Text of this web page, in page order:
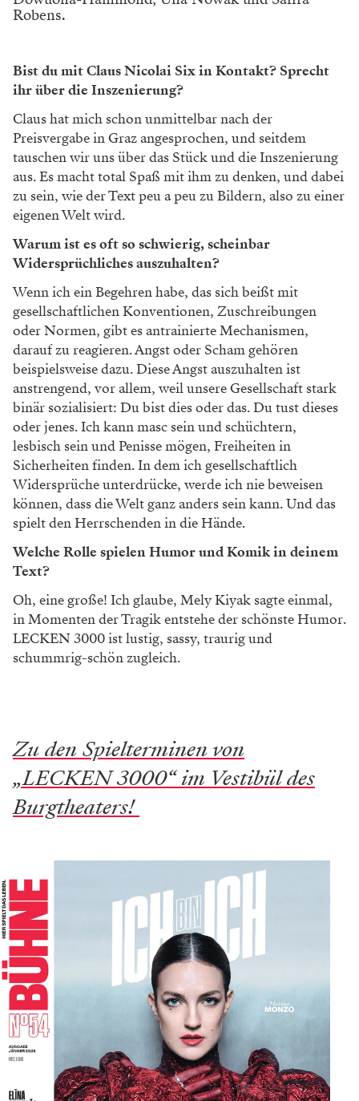
Robens.
Bist du mit Claus Nicolai Six in Kontakt? Sprecht
ihr über die Inszenierung?
Claus hat mich schon unmittelbar nach der
Preisvergabe in Graz angesprochen, und seitdem
tauschen wir uns über das Stück und die Inszenierung
aus. Es macht total Spaß mit ihm zu denken, und dabei
zu sein, wie der Text peu a peu zu Bildern, also zu einer
eigenen Welt wird.
Warum ist es oft so schwierig, scheinbar
Widersprüchliches auszuhalten?
Wenn ich ein Begehren habe, das sich beißt mit
gesellschaftlichen Konventionen, Zuschreibungen
oder Normen, gibt es antrainierte Mechanismen,
darauf zu reagieren. Angst oder Scham gehören
beispielsweise dazu. Diese Angst auszuhalten ist
anstrengend, vor allem, weil unsere Gesellschaft stark
binär sozialisiert: Du bist dies oder das. Du tust dieses
oder jenes. Ich kann masc sein und schüchtern,
lesbisch sein und Penisse mögen, Freiheiten in
Sicherheiten finden. In dem ich gesellschaftlich
Widersprüche unterdrücke, werde ich nie beweisen
können, dass die Welt ganz anders sein kann. Und das
spielt den Herrschenden in die Hände.
Welche Rolle spielen Humor und Komik in deinem
Text?
Oh, eine große! Ich glaube, Mely Kiyak sagte einmal,
in Momenten der Tragik entstehe der schönste Humor.
LECKEN 3000 ist lustig, sassy, traurig und
schummrig-schön zugleich.
Zu den Spielterminen von
„LECKEN 3000“ im Vestibül des
Burgtheaters!